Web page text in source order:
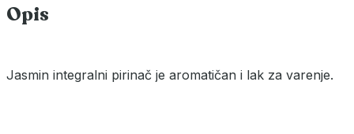
Opis
Jasmin integralni pirinač je aromatičan i lak za varenje.